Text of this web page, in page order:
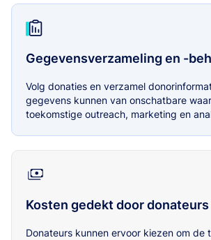
Gegevensverzameling en -
Volg donaties en verzamel
gegevens kunnen van onschatbare
toekomstige outreach, marketing en
Kosten gedekt door donateurs
Donateurs kunnen ervoor kiezen om de